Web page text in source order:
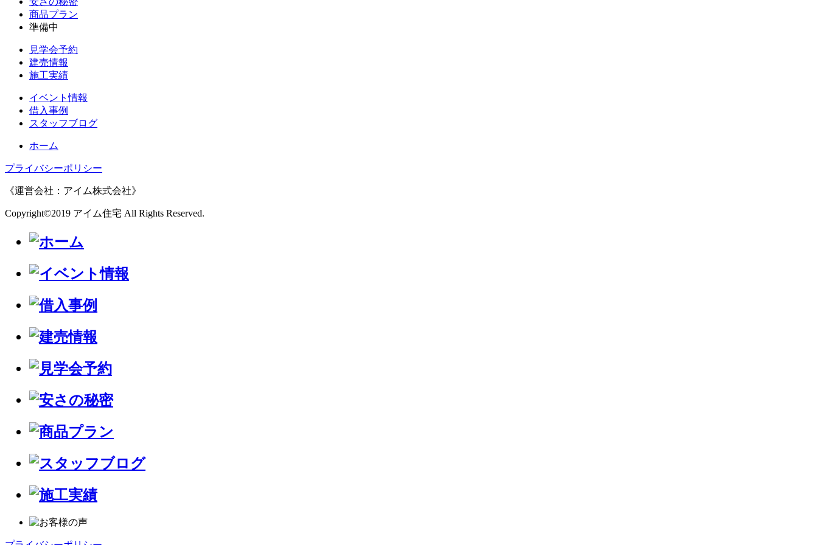
商品プラン
準備中
見学会予約
建売情報
施工実績
イベント情報
借入事例
スタッフブログ
ホーム
プライバシーポリシー
《運営会社：アイム株式会社》
Copyright©2019 アイム住宅 All Rights Reserved.